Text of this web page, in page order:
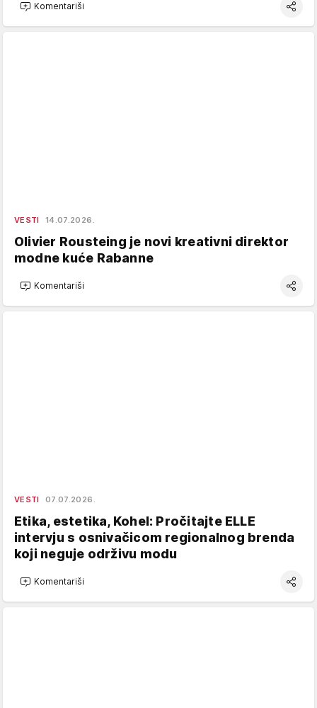
Komentariši
VESTI 14.07.2026.
Olivier Rousteing je novi kreativni direktor
modne kuće Rabanne
Komentariši
VESTI 07.07.2026.
Etika, estetika, Kohel: Pročitajte ELLE
intervju s osnivačicom regionalnog brenda
koji neguje održivu modu
Komentariši